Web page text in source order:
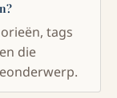
tags
die